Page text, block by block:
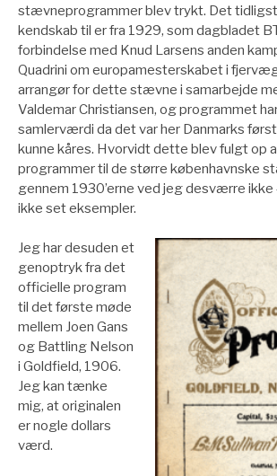
stævneprogrammer blev trykt. Det
kendskab til er fra 1929, som dagbladet
forbindelse med Knud Larsens anden
Quadrini om europamesterskabet i
arrangør for dette stævne i samarbejde
Valdemar Christiansen, og programmet
samlerværdi da det var her Danmarks
kunne kåres. Hvorvidt dette blev fulgt op
programmer til de større københavnske
gennem 1930’erne ved jeg desværre ikke
ikke set eksempler.
Jeg har desuden et
genoptryk fra det
officielle program
til det første møde
mellem Joen Gans
og Battling Nelson
i Goldfield, 1906.
Jeg kan tænke
mig, at originalen
er nogle dollars
værd.